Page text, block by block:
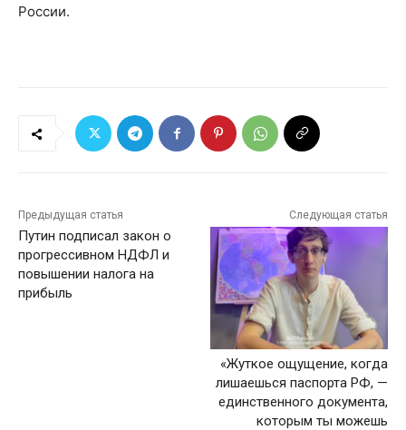
России.
Предыдущая статья
Путин подписал закон о
прогрессивном НДФЛ и
повышении налога на
прибыль
Следующая статья
«Жуткое ощущение, когда
лишаешься паспорта РФ, —
единственного документа,
которым ты можешь